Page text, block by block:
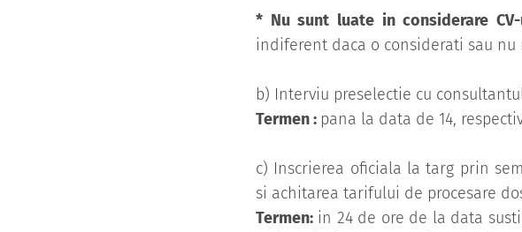
* Nu sunt luate in considerare
indiferent daca o considerati sau
b) Interviu preselectie cu
Termen : pana la data de 14,
c) Inscrierea oficiala la targ prin
si achitarea tarifului de procesare
Termen: in 24 de ore de la data